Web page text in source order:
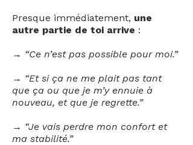
Presque immédiatement, une
autre partie de toi arrive :
→ “Ce n’est pas possible pour moi.”
→ “Et si ça ne me plait pas tant
que ça ou que je m’y ennuie à
nouveau, et que je regrette.”
→ “Je vais perdre mon confort et
ma stabilité.”